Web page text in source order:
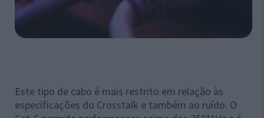
Este tipo de cabo é mais restrito em relação às
especificações do Crosstalk e também ao ruído. O